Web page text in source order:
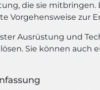
die sie mitbringen.
Vorgehensweise zur
Ausrüstung und
Sie können auch